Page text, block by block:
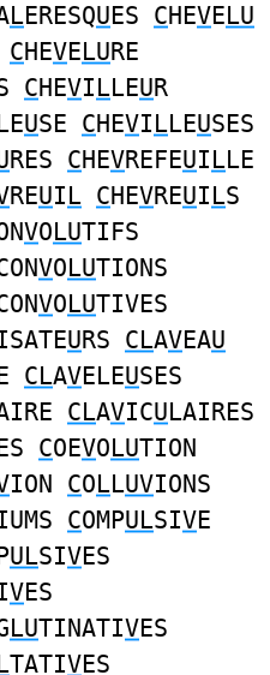
LERESQUES CHEVELU
CHEVELURE
CHEVILLEUR
USE CHEVILLEUSES
RES CHEVREFEUILLE
REUIL CHEVREUILS
VOLUTIFS
VOLUTIONS
VOLUTIVES
URS CLAVEAU
CLAVELEUSES
CLAVICULAIRES
COEVOLUTION
ION COLLUVIONS
COMPULSIVE
ULSIVES
VES
LUTINATIVES
TATIVES